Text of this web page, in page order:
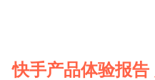
快手产品体验报